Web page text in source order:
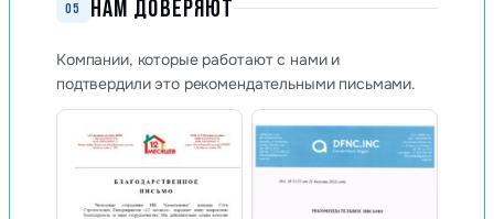
05 НАМ ДОВЕРЯЮТ
Компании, которые работают с нами и
подтвердили это рекомендательными письмами.